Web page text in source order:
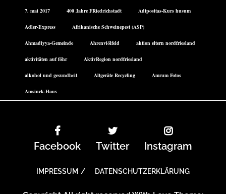
7. mai 2017 400 Jahre FRiedrichstadt Adipositas-Kurs husum
Adler-Express Afrikanische Schweinepest (ASP)
Ahmadiyya-Gemeinde Ahrenviölfeld aktion eltern nordfriesland
aktivitäten auf föhr AktivRegion nordfriesland
alkohol und gesundheit Altgeräte Recycling Amrum Fotos
Amsinck-Haus
Facebook Twitter Instagram
IMPRESSUM DATENSCHUTZERKLÄRUNG